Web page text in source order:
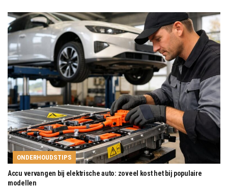
ONDERHOUDSTIPS
Accu vervangen bij elektrische auto: zoveel kost het bij populaire
modellen